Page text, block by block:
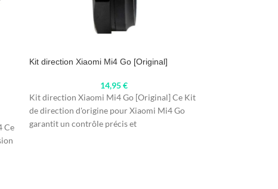
Ce
Kit direction Xiaomi Mi4 Go [Original]
14,95€
Kit direction Xiaomi Mi4 Go [Original] Ce Kit
de direction d'origine pour Xiaomi Mi4 Go
garantit un contrôle précis et